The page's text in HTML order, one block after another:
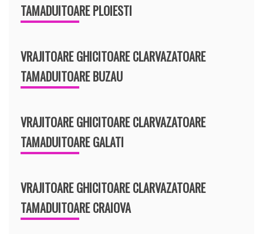
TAMADUITOARE PLOIESTI
VRAJITOARE GHICITOARE CLARVAZATOARE
TAMADUITOARE BUZAU
VRAJITOARE GHICITOARE CLARVAZATOARE
TAMADUITOARE GALATI
VRAJITOARE GHICITOARE CLARVAZATOARE
TAMADUITOARE CRAIOVA